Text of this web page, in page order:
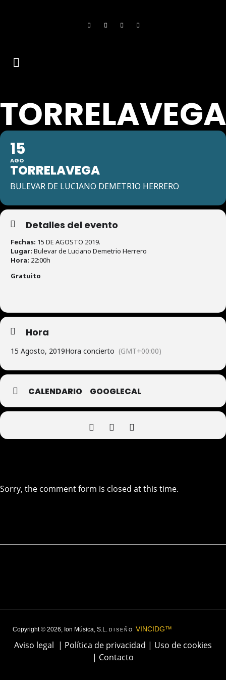
TORRELAVEGA
15
AGO
TORRELAVEGA
BULEVAR DE LUCIANO DEMETRIO HERRERO
Detalles del evento
Fechas: 15 DE AGOSTO 2019.
Lugar: Bulevar de Luciano Demetrio Herrero
Hora: 22:00h
Gratuito
Hora
15 Agosto, 2019Hora concierto (GMT+00:00)
CALENDARIO GOOGLECAL
Sorry, the comment form is closed at this time.
Copyright © 2026, Ion Música, S.L. DISEÑO VINCIDG™
Aviso legal | Política de privacidad | Uso de cookies
| Contacto